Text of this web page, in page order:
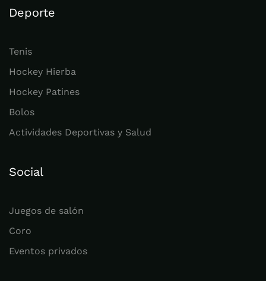
Deporte
Tenis
Hockey Hierba
Hockey Patines
Bolos
Actividades Deportivas y Salud
Social
Juegos de salón
Coro
Eventos privados